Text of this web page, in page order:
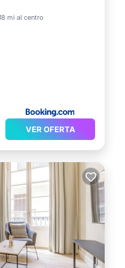
mi al centro
VER OFERTA